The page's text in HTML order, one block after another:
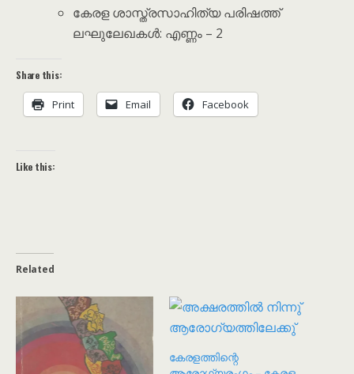
കേരള ശാസ്ത്രസാഹിത്യ പരിഷത്ത്
ലഘുലേഖകൾ: എണ്ണം – 2
Share this:
Print Email Facebook
Like this:
Related
കേരളത്തിന്റെ